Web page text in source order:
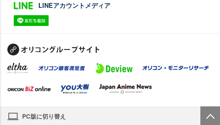
LINEアカウントメディア
PC版に切り替え